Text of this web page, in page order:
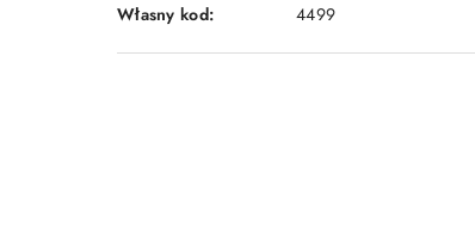
Własny kod: 4499